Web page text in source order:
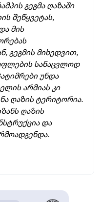
გეგმა ღაზაში
შეწყვეტას,
მის
გეგმის მიხედვით,
სანაცვლოდ
უნდა
არმიას კი
ღაზის ტერიტორია.
ღაზის
და